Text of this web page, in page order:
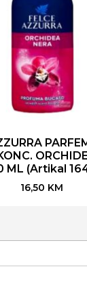
ML (Artikal
16,50 KM